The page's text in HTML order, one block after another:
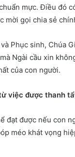
mực. Điều đó
mời gọi chia sẻ
Phục sinh, Chúa
Ngài cầu xin
của con người.
việc được thanh
đạt được nếu con
méo khát vọng